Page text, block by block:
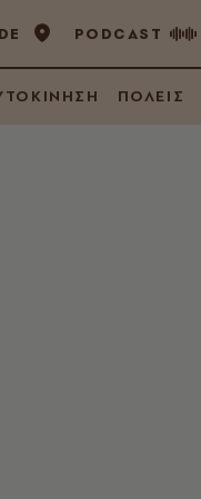
PODCAST
ΠΟΛΕΙΣ